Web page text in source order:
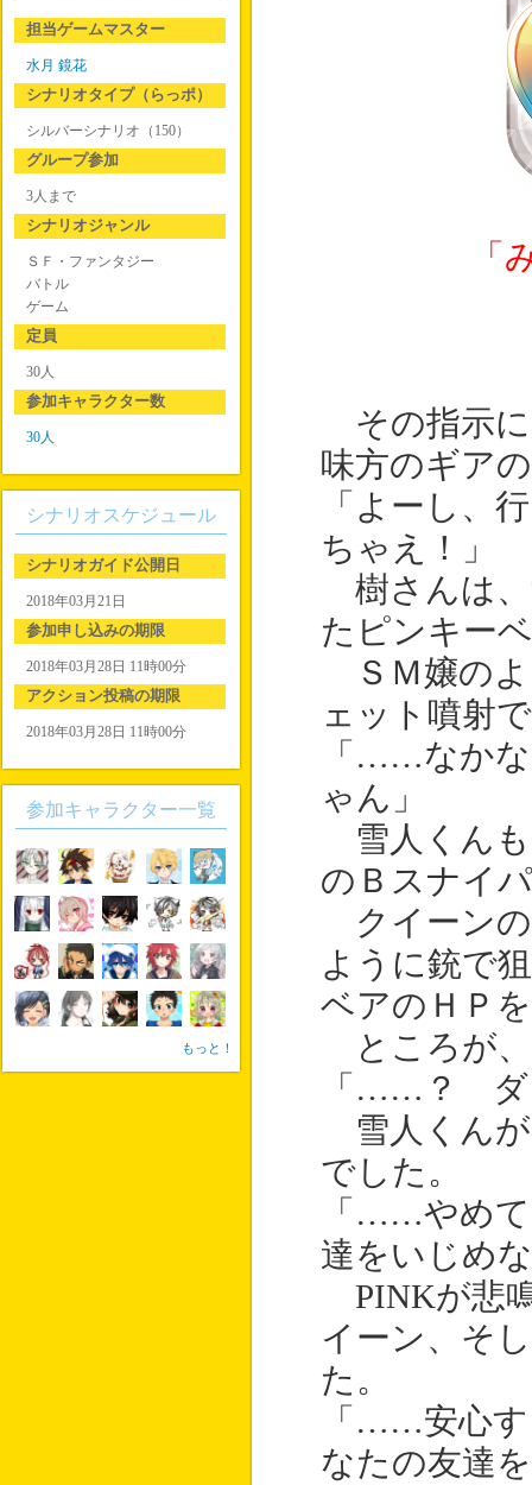
「
その指示に
味方のギア
「よーし、
ちゃえ！」
樹さんは、
たピンキー
ＳＭ嬢のよ
ェット噴射
「……なか
ゃん」
雪人くんも
のＢスナイ
クイーンの
ように銃で
ベアのＨＰ
ところが、
「……？ ダ
雪人くんが
でした。
「……やめ
達をいじめ
PINKが悲
イーン、そ
た。
「……安心
なたの友達
担当ゲームマスター
水月 鏡花
シナリオタイプ（らっポ）
シルバーシナリオ（150）
グループ参加
3人まで
シナリオジャンル
ＳＦ・ファンタジー
バトル
ゲーム
定員
30人
参加キャラクター数
30人
シナリオスケジュール
シナリオガイド公開日
2018年03月21日
参加申し込みの期限
2018年03月28日 11時00分
アクション投稿の期限
2018年03月28日 11時00分
参加キャラクター一覧
もっと！